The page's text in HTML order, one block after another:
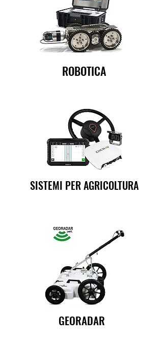
ROBOTICA
SISTEMI PER AGRICOLTURA
GEORADAR